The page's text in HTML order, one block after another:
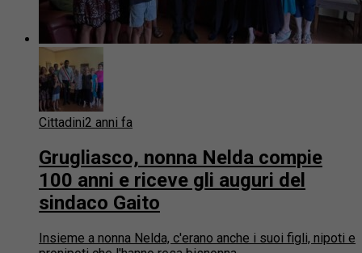
Cittadini2 anni fa
Grugliasco, nonna Nelda compie
100 anni e riceve gli auguri del
sindaco Gaito
Insieme a nonna Nelda, c'erano anche i suoi figli, nipoti e